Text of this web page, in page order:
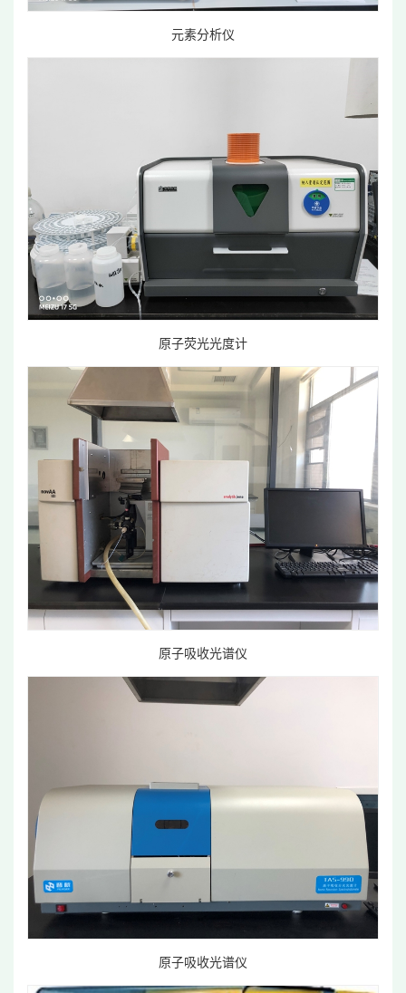
元素分析仪
原子荧光光度计
原子吸收光谱仪
原子吸收光谱仪